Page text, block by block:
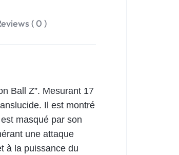
( 0 )
Ball Z”. Mesurant 17
Il est montré
masqué par son
une attaque
à la puissance du